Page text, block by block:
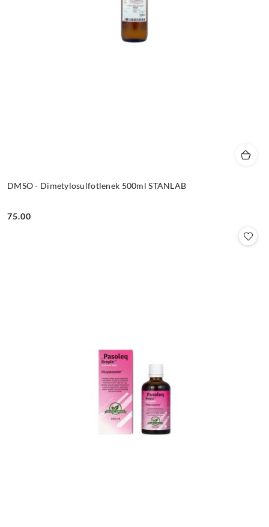
DMSO - Dimetylosulfotlenek 500ml STANLAB
Cena:
75.00